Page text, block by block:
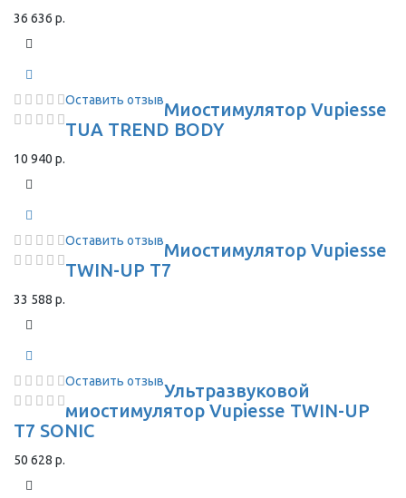
36 636 р.
Оставить отзывМиостимулятор Vupiesse
TUA TREND BODY
10 940 р.
Оставить отзывМиостимулятор Vupiesse
TWIN-UP T7
33 588 р.
Оставить отзывУльтразвуковой
миостимулятор Vupiesse TWIN-UP
T7 SONIC
50 628 р.